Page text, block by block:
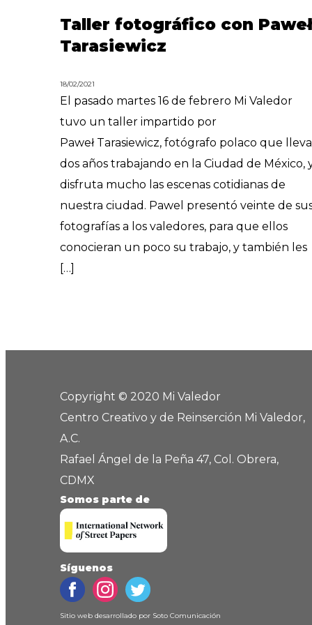
Taller fotográfico con
Tarasiewicz
18/02/2021
El pasado martes 16 de febrero Mi Valedor
tuvo un taller impartido por
Paweł Tarasiewicz, fotógrafo polaco que lleva
dos años trabajando en la Ciudad de México,
disfruta mucho las escenas cotidianas de
nuestra ciudad. Pawel presentó veinte de
fotografías a los valedores, para que ellos
conocieran un poco su trabajo, y también les
[…]
Copyright © 2020 Mi Valedor
Centro Creativo y de Reinserción Mi Valedor,
A.C.
Rafael Ángel de la Peña 47, Col. Obrera,
CDMX
Somos parte de
Síguenos
Sitio web desarrollado por Soto Comunicación